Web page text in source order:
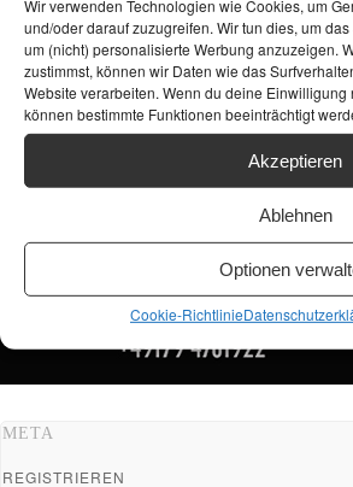
Wir verwenden Technologien wie Cookies, um
und/oder darauf zuzugreifen. Wir tun dies, um
um (nicht) personalisierte Werbung anzuzeigen.
zustimmst, können wir Daten wie das
Website verarbeiten. Wenn du deine
können bestimmte Funktionen beeinträchtigt
Akzeptieren
Ablehnen
Optionen
Cookie-Richtlinie
META
REGISTRIEREN